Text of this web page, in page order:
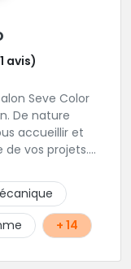
avis)
Seve Color
accueillir et
de vos projets.
floraux au
+ 14